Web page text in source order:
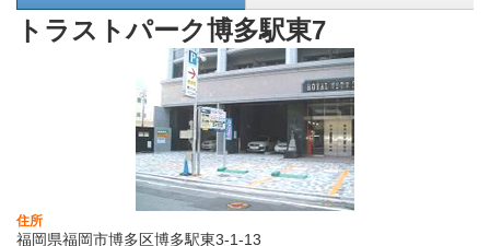
トラストパーク博多駅東7
住所
福岡県福岡市博多区博多駅東3-1-13